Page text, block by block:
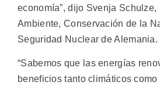
economía”, dijo Svenja
Ambiente, Conservación de la
Seguridad Nuclear de Alemania.
“Sabemos que las energías
beneficios tanto climáticos